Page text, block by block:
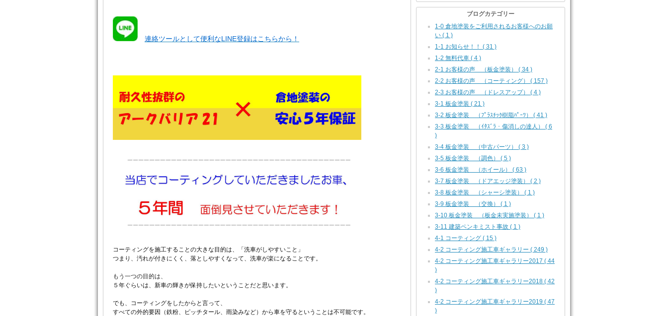
連絡ツールとして便利なLINE登録はこちらから！
コーティングを施工することの大きな目的は、
「洗車がしやすいこと」
つまり、汚れが付きにくく、落としやすくなって、 洗車が楽になることです。
もう一つの目的は、
５年ぐらいは、新車の輝きが保持したいということだと思います。
でも、コーティングをしたからと言って、
すべての外的要因（鉄粉、ピッチタール、雨染みなど）から車を守るということは不可能です。
ブログカテゴリー
1-0 倉地塗装をご利用されるお客様へのお願
い ( 1 )
1-1 お知らせ！！ ( 31 )
1-2 無料代車 ( 4 )
2-1 お客様の声 （板金塗装） ( 34 )
2-2 お客様の声 （コーティング） ( 157 )
2-3 お客様の声 （ドレスアップ） ( 4 )
3-1 板金塗装 ( 21 )
3-2 板金塗装 （ﾌﾟﾗｽﾁｯｸ樹脂ﾊﾟｰﾂ） ( 41 )
3-3 板金塗装 （ｲﾀｽﾞﾗ・傷消しの達人） ( 6
)
3-4 板金塗装 （中古パーツ） ( 3 )
3-5 板金塗装 （調色） ( 5 )
3-6 板金塗装 （ホイール） ( 63 )
3-7 板金塗装 （ドアエッジ塗装） ( 2 )
3-8 板金塗装 （シャーシ塗装） ( 1 )
3-9 板金塗装 （交換） ( 1 )
3-10 板金塗装 （板金未実施塗装） ( 1 )
3-11 建築ペンキミスト事故 ( 1 )
4-1 コーティング ( 15 )
4-2 コーティング施工車ギャラリー ( 249 )
4-2 コーティング施工車ギャラリー2017 ( 44
)
4-2 コーティング施工車ギャラリー2018 ( 42
)
4-2 コーティング施工車ギャラリー2019 ( 47
)